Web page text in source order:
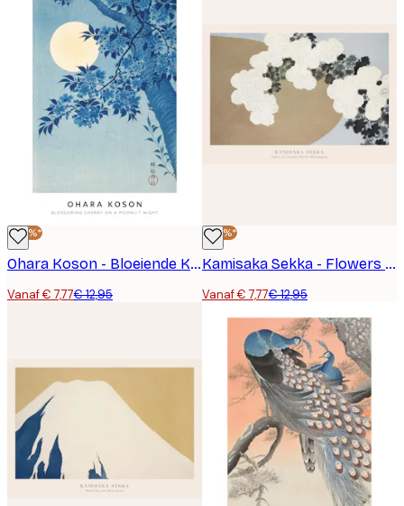
-40%*
Ohara Koson - Bloeiende Kersenbloesem op een Maanverlichte Nacht Poster
Vanaf € 7,77€ 12,95
-40%*
Kamisaka Sekka - Flowers of a Hundred Worlds (Momoyogusa) Poster
Vanaf € 7,77€ 12,95